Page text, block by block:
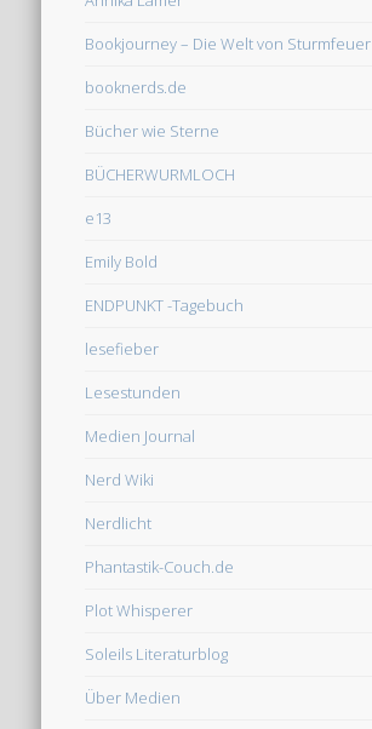
Bookjourney – Die Welt von Sturmfeuer
booknerds.de
Bücher wie Sterne
BÜCHERWURMLOCH
e13
Emily Bold
ENDPUNKT -Tagebuch
lesefieber
Lesestunden
Medien Journal
Nerd Wiki
Nerdlicht
Phantastik-Couch.de
Plot Whisperer
Soleils Literaturblog
Über Medien